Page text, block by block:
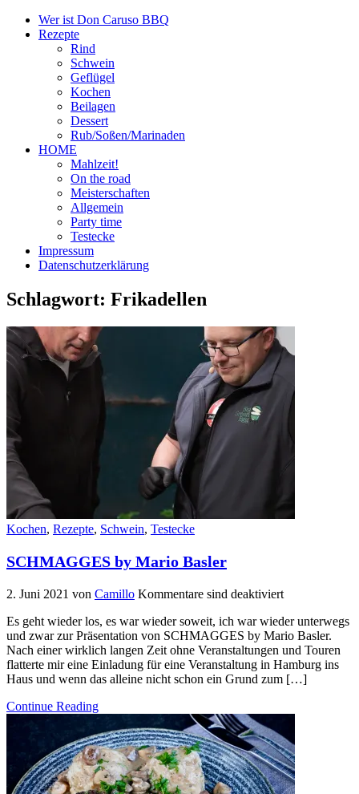
Wer ist Don Caruso BBQ
Rezepte
Rind
Schwein
Geflügel
Kochen
Beilagen
Dessert
Rub/Soßen/Marinaden
HOME
Mahlzeit!
On the road
Meisterschaften
Allgemein
Party time
Testecke
Impressum
Datenschutzerklärung
Schlagwort: Frikadellen
Kochen, Rezepte, Schwein, Testecke
SCHMAGGES by Mario Basler
2. Juni 2021 von Camillo Kommentare sind deaktiviert
Es geht wieder los, es war wieder soweit, ich war wieder unterwegs
und zwar zur Präsentation von SCHMAGGES by Mario Basler.
Nach einer wirklich langen Zeit ohne Veranstaltungen und Touren
flatterte mir eine Einladung für eine Veranstaltung in Hamburg ins
Haus und wenn das alleine nicht schon ein Grund zum […]
Continue Reading